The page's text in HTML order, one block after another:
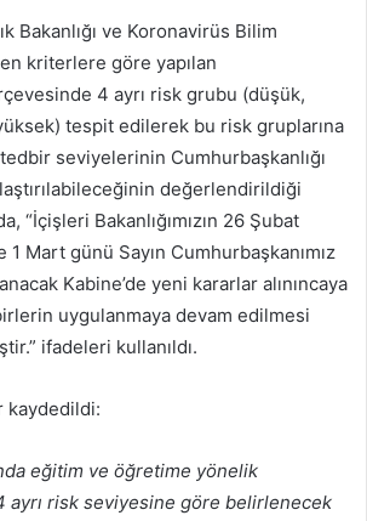
Bakanlığı ve Koronavirüs Bilim
kriterlere göre yapılan
4 ayrı risk grubu (düşük,
tespit edilerek bu risk gruplarına
seviyelerinin Cumhurbaşkanlığı
değerlendirildiği
“İçişleri Bakanlığımızın 26 Şubat
Mart günü Sayın Cumhurbaşkanımız
Kabine’de yeni kararlar alınıncaya
uygulanmaya devam edilmesi
ifadeleri kullanıldı.
kaydedildi:
eğitim ve öğretime yönelik
ayrı risk seviyesine göre belirlenecek